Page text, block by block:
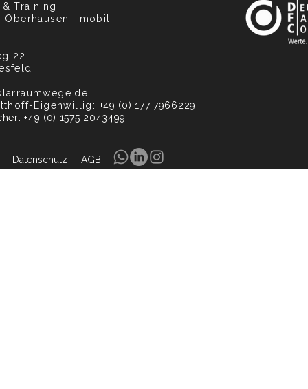
Training
Oberhausen | mobil
22
Eigenwillig: +49 (0) 177 7966229
+49 (0) 1575 2043499
Datenschutz AGB